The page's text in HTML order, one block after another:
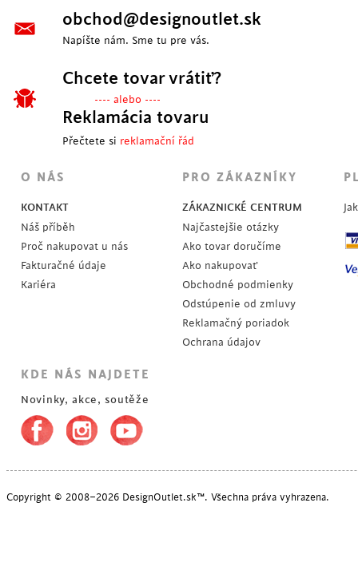
obchod@designoutlet.sk
Napíšte nám. Sme tu pre vás.
Chcete tovar vrátiť?
---- alebo ----
Reklamácia tovaru
Přečtete si reklamační řád
O NÁS
KONTAKT
Náš příběh
Proč nakupovat u nás
Fakturačné údaje
Kariéra
PRO ZÁKAZNÍKY
ZÁKAZNICKÉ CENTRUM
Najčastejšie otázky
Ako tovar doručíme
Ako nakupovať
Obchodné podmienky
Odstúpenie od zmluvy
Reklamačný poriadok
Ochrana údajov
KDE NÁS NAJDETE
Novinky, akce, soutěže
Copyright © 2008–2026 DesignOutlet.sk™. Všechna práva vyhrazena.